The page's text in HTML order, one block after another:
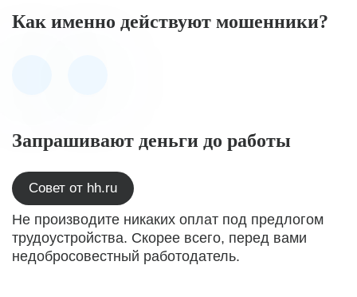
Как именно действуют мошенники?
Запрашивают деньги до работы
Совет от hh.ru
Не производите никаких оплат под предлогом
трудоустройства. Скорее всего, перед вами
недобросовестный работодатель.